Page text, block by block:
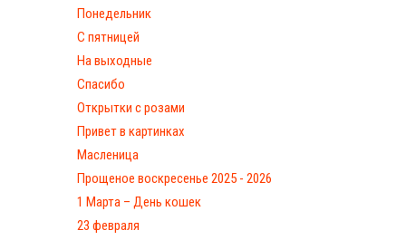
Понедельник
С пятницей
На выходные
Спасибо
Открытки с розами
Привет в картинках
Масленица
Прощеное воскресенье 2025 - 2026
1 Марта – День кошек
23 февраля